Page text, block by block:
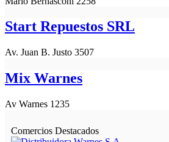
Start Repuestos SRL
Av. Juan B. Justo 3507
Mix Warnes
Av Warnes 1235
Comercios Destacados